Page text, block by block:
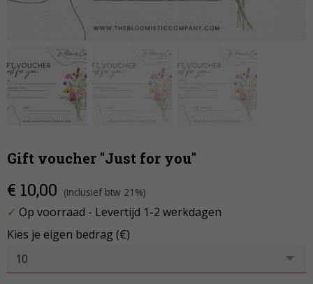
Gift voucher "Just for you"
€ 10,00 (inclusief btw 21%)
✓ Op voorraad - Levertijd 1-2 werkdagen
Kies je eigen bedrag (€)